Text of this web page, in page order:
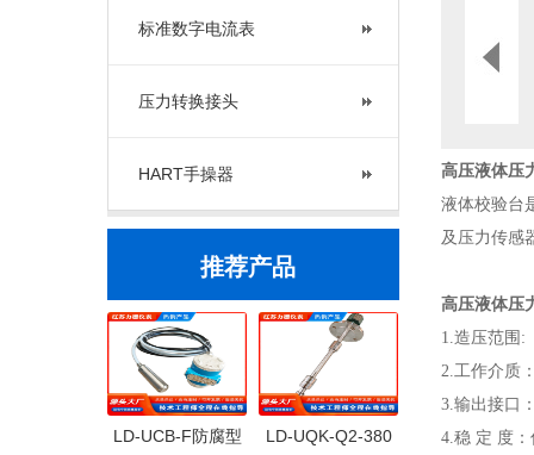
标准数字电流表
压力转换接头
HART手操器
推荐产品
LD-UCB-F防腐型 LD-UQK-Q2-380
高压液体压
液体校验台
及压力传感
高压液体压
1.造压范围:
2.工作介质
3.输出接口
4.稳 定 度：